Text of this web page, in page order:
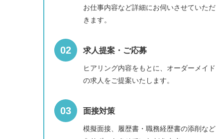
お仕事内容など詳細にお伺いさせていただ
きます。
求人提案・ご応募
ヒアリング内容をもとに、オーダーメイド
の求人をご提案いたします。
面接対策
模擬面接、履歴書・職務経歴書の添削など